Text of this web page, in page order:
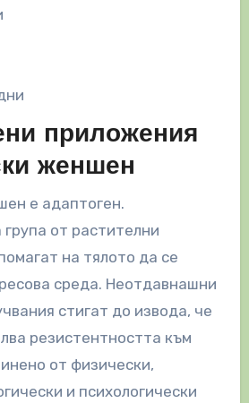
приложения
женшен
е адаптоген.
от растителни
на тялото да се
среда. Неотдавнашни
стигат до извода, че
резистентността към
от физически,
и психологически